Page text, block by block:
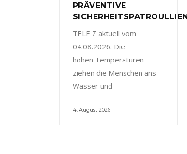
PRÄVENTIVE
SICHERHEITSPATROULLIEN
TELE Z aktuell vom
04.08.2026: Die
hohen Temperaturen
ziehen die Menschen ans
Wasser und
4. August 2026